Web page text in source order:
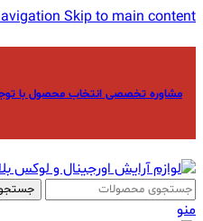
Skip to main content
مشاوره تخصصی انتخاب محصول با توجه به
منو